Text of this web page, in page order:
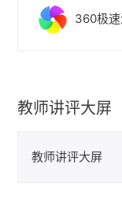
360极
教师讲评大屏
教师讲评大屏